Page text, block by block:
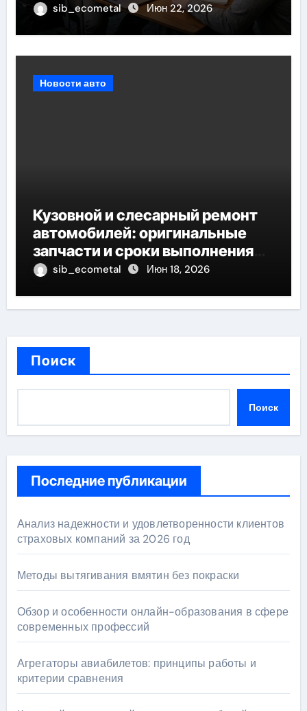
sib_ecometal Июн 22, 2026
Новости авто
Кузовной и слесарный ремонт
автомобилей: оригинальные
запчасти и сроки выполнения
работ
sib_ecometal Июн 18, 2026
Поиск
Поиск
Последние публикации
Анализ надежности и удовлетворенности клиентов
страховых компаний за 2026 год
Методы вытягивания вмятин без покраски
Обзор и особенности онлайн-образования в сфере
современных профессий
Агрегаторы авиабилетов: принципы работы и
критерии сравнения